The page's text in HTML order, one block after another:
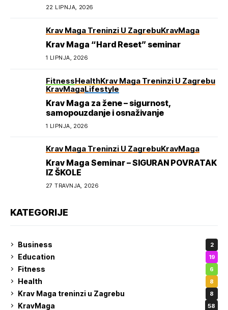
22 LIPNJA, 2026
Krav Maga Treninzi U ZagrebuKravMaga
Krav Maga “Hard Reset” seminar
1 LIPNJA, 2026
FitnessHealthKrav Maga Treninzi U Zagrebu
KravMagaLifestyle
Krav Maga za žene – sigurnost,
samopouzdanje i osnaživanje
1 LIPNJA, 2026
Krav Maga Treninzi U ZagrebuKravMaga
Krav Maga Seminar – SIGURAN POVRATAK
IZ ŠKOLE
27 TRAVNJA, 2026
KATEGORIJE
Business 2
Education 19
Fitness 6
Health 8
Krav Maga treninzi u Zagrebu 8
KravMaga 58